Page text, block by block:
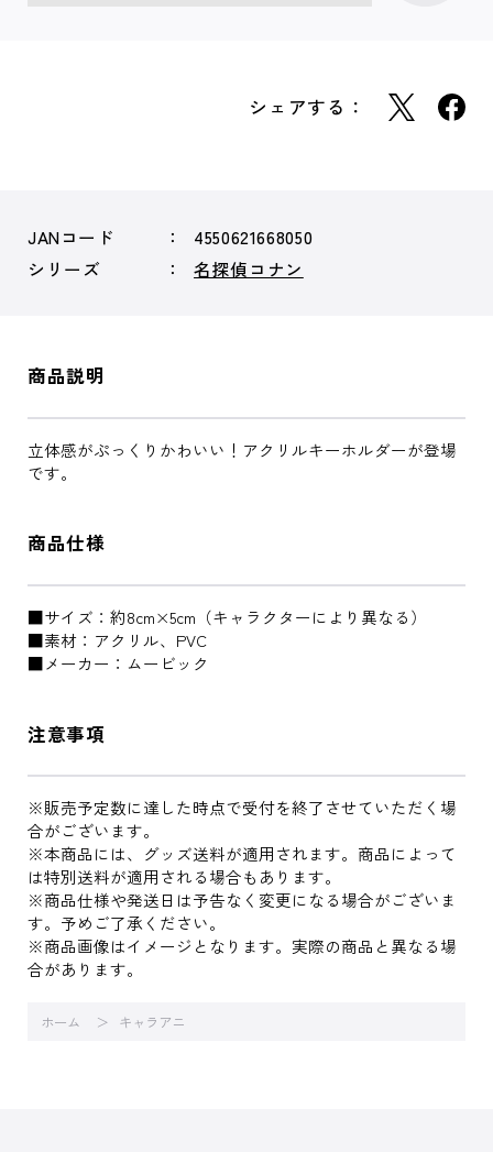
シェアする：
JANコード
4550621668050
シリーズ
名探偵コナン
商品説明
立体感がぷっくりかわいい！アクリルキーホルダーが登場
です。
商品仕様
■サイズ：約8cm×5cm（キャラクターにより異なる）
■素材：アクリル、PVC
■メーカー：ムービック
注意事項
※販売予定数に達した時点で受付を終了させていただく場
合がございます。
※本商品には、グッズ送料が適用されます。商品によって
は特別送料が適用される場合もあります。
※商品仕様や発送日は予告なく変更になる場合がございま
す。予めご了承ください。
※商品画像はイメージとなります。実際の商品と異なる場
合があります。
ホーム キャラアニ